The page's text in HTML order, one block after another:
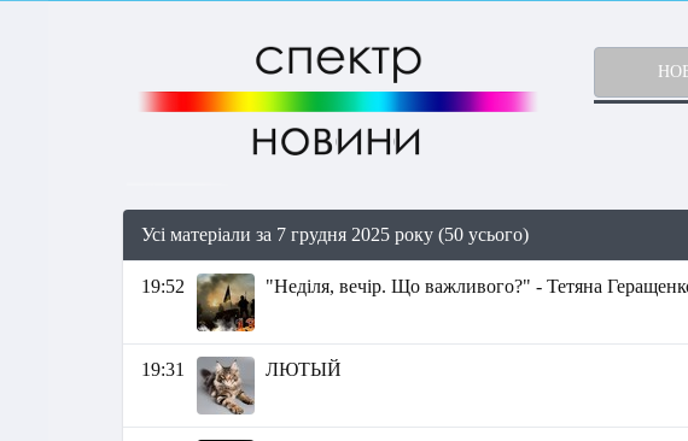
Усі матеріали за 7 грудня 2025 року (50 усього)
19:52 "Неділя, вечір. Що важливого?" - Тетяна
19:31 ЛЮТЫЙ